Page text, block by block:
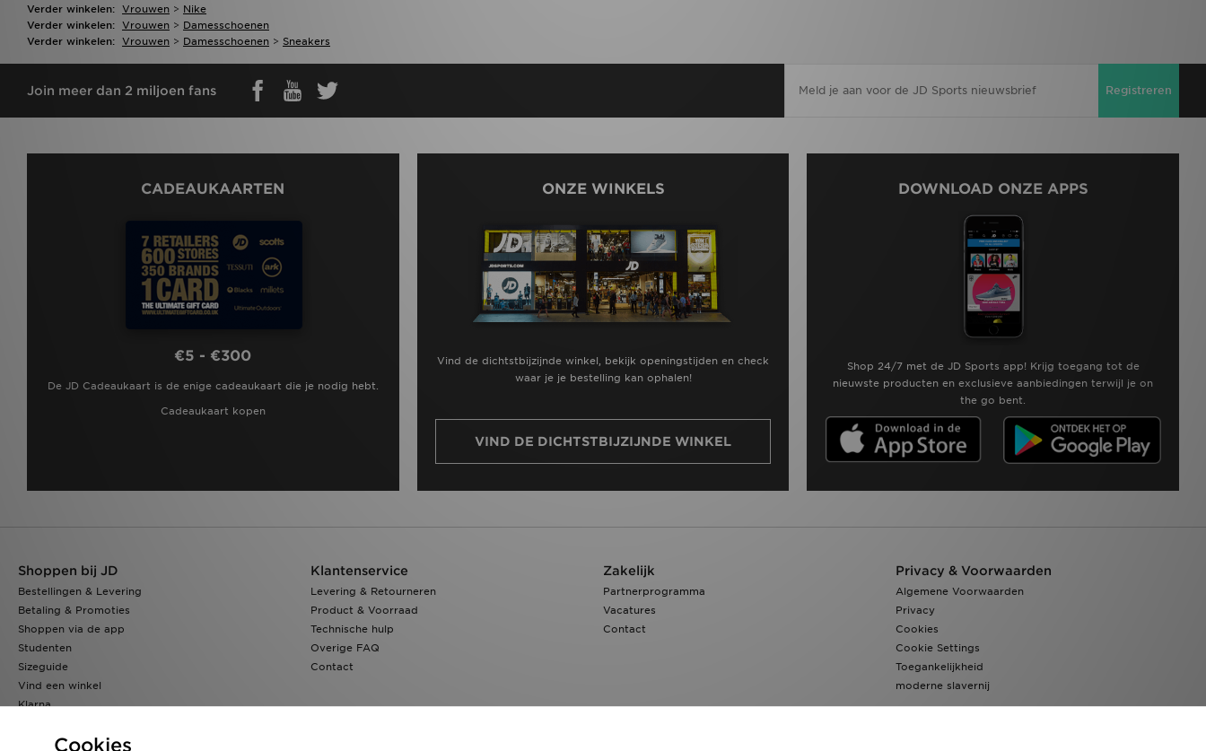
Verder winkelen: Vrouwen > Nike
Verder winkelen: Vrouwen > Damesschoenen
Verder winkelen: Vrouwen > Damesschoenen > Sneakers
Join meer dan 2 miljoen fans Registreren
CADEAUKAARTEN
€5 - €300
De JD Cadeaukaart is de enige cadeaukaart die je nodig hebt.
Cadeaukaart kopen
ONZE WINKELS
Vind de dichtstbijzijnde winkel, bekijk openingstijden en check
waar je je bestelling kan ophalen!
VIND DE DICHTSTBIJZIJNDE WINKEL
DOWNLOAD ONZE APPS
Shop 24/7 met de JD Sports app! Krijg toegang tot de
nieuwste producten en exclusieve aanbiedingen terwijl je on
the go bent.
Shoppen bij JD
Bestellingen & Levering
Betaling & Promoties
Shoppen via de app
Studenten
Sizeguide
Vind een winkel
Klarna
Klantenservice
Levering & Retourneren
Product & Voorraad
Technische hulp
Overige FAQ
Contact
Zakelijk
Partnerprogramma
Vacatures
Contact
Privacy & Voorwaarden
Algemene Voorwaarden
Privacy
Cookies
Cookie Settings
Toegankelijkheid
moderne slavernij
Cookies